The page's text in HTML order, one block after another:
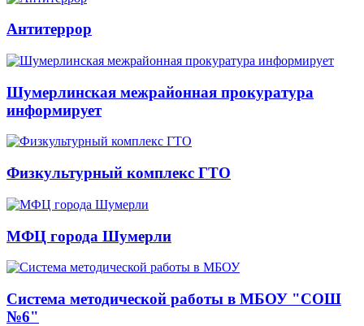
Антитеррор
Шумерлинская межрайонная прокуратура
информирует
Физкультурный комплекс ГТО
МФЦ города Шумерли
Система методической работы в МБОУ "СОШ
№6"